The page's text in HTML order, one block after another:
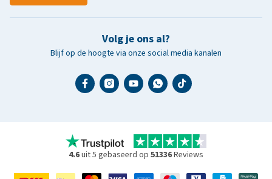
Volg je ons al?
Blijf op de hoogte via onze social media kanalen
4.6uit 5 gebaseerd op 51336Reviews